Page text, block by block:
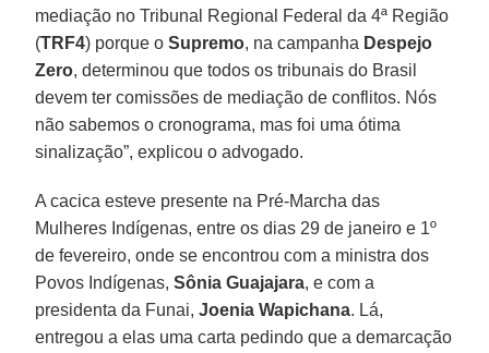
mediação no Tribunal Regional Federal da 4ª Região
(TRF4) porque o Supremo, na campanha Despejo
Zero, determinou que todos os tribunais do Brasil
devem ter comissões de mediação de conflitos. Nós
não sabemos o cronograma, mas foi uma ótima
sinalização”, explicou o advogado.
A cacica esteve presente na Pré-Marcha das
Mulheres Indígenas, entre os dias 29 de janeiro e 1º
de fevereiro, onde se encontrou com a ministra dos
Povos Indígenas,Sônia Guajajara, e com a
presidenta da Funai,Joenia Wapichana. Lá,
entregou a elas uma carta pedindo que a demarcação